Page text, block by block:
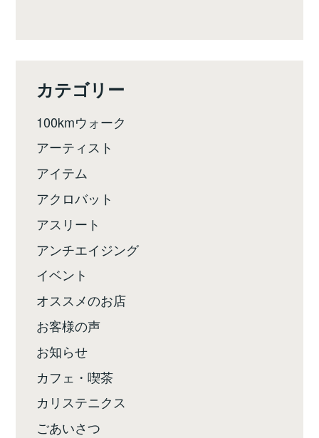
カテゴリー
100kmウォーク
アーティスト
アイテム
アクロバット
アスリート
アンチエイジング
イベント
オススメのお店
お客様の声
お知らせ
カフェ・喫茶
カリステニクス
ごあいさつ